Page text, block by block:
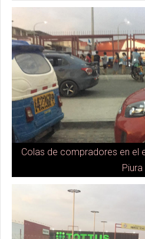
Colas de compradores en el
Piura